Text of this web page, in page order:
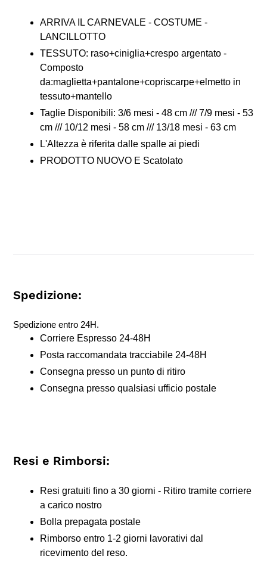
ARRIVA IL CARNEVALE - COSTUME -
LANCILLOTTO
TESSUTO: raso+ciniglia+crespo argentato -
Composto
da:maglietta+pantalone+copriscarpe+elmetto in
tessuto+mantello
Taglie Disponibili: 3/6 mesi - 48 cm /// 7/9 mesi - 53
cm /// 10/12 mesi - 58 cm /// 13/18 mesi - 63 cm
L'Altezza è riferita dalle spalle ai piedi
PRODOTTO NUOVO E Scatolato
Spedizione:
Spedizione entro 24H.
Corriere Espresso 24-48H
Posta raccomandata tracciabile 24-48H
Consegna presso un punto di ritiro
Consegna presso qualsiasi ufficio postale
Resi e Rimborsi:
Resi gratuiti fino a 30 giorni - Ritiro tramite corriere
a carico nostro
Bolla prepagata postale
Rimborso entro 1-2 giorni lavorativi dal
ricevimento del reso.